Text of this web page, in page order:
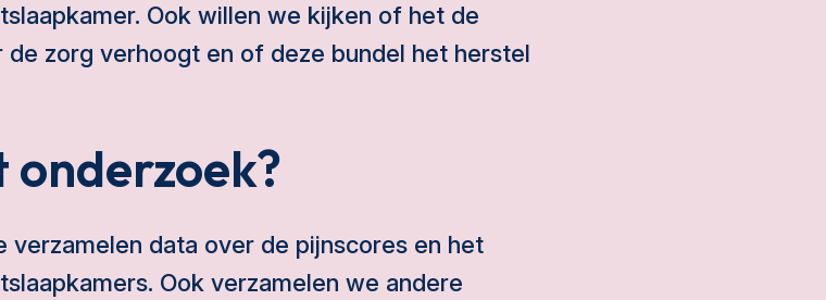
Ook willen we kijken of het de
zorg verhoogt en of deze bundel het herstel
onderzoek?
verzamelen data over de pijnscores en het
Ook verzamelen we andere